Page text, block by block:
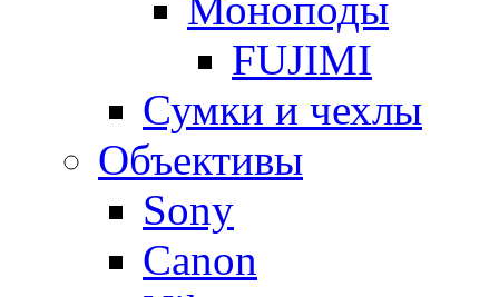
Моноподы
FUJIMI
Сумки и чехлы
Объективы
Sony
Canon